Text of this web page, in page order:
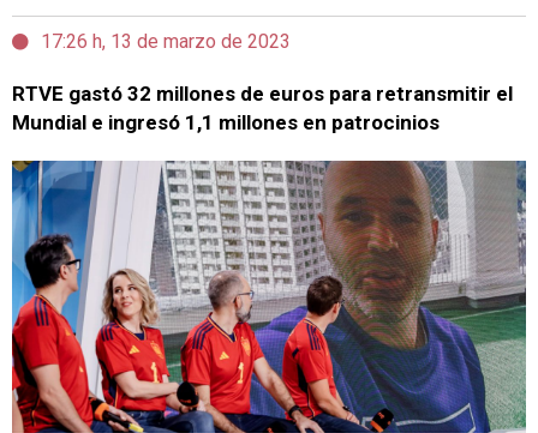
17:26 h, 13 de marzo de 2023
RTVE gastó 32 millones de euros para retransmitir el
Mundial e ingresó 1,1 millones en patrocinios